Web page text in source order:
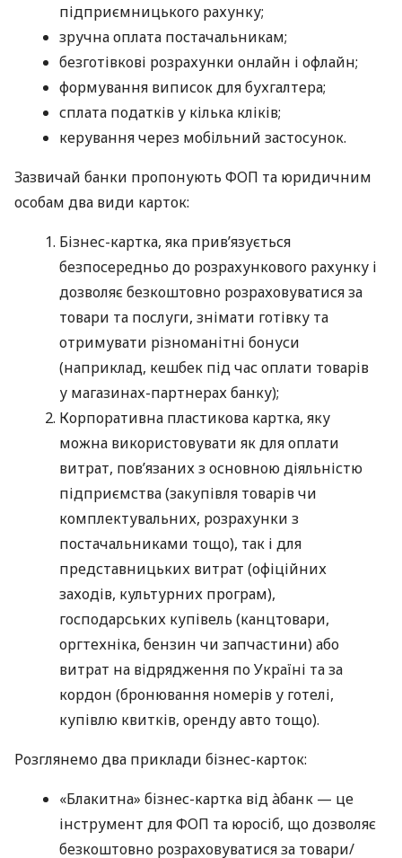
підприємницького рахунку;
зручна оплата постачальникам;
безготівкові розрахунки онлайн і офлайн;
формування виписок для бухгалтера;
сплата податків у кілька кліків;
керування через мобільний застосунок.
Зазвичай банки пропонують ФОП та юридичним
особам два види карток:
Бізнес-картка, яка прив’язується
безпосередньо до розрахункового рахунку і
дозволяє безкоштовно розраховуватися за
товари та послуги, знімати готівку та
отримувати різноманітні бонуси
(наприклад, кешбек під час оплати товарів
у магазинах-партнерах банку);
Корпоративна пластикова картка, яку
можна використовувати як для оплати
витрат, пов’язаних з основною діяльністю
підприємства (закупівля товарів чи
комплектувальних, розрахунки з
постачальниками тощо), так і для
представницьких витрат (офіційних
заходів, культурних програм),
господарських купівель (канцтовари,
оргтехніка, бензин чи запчастини) або
витрат на відрядження по Україні та за
кордон (бронювання номерів у готелі,
купівлю квитків, оренду авто тощо).
Розглянемо два приклади бізнес-карток:
«Блакитна» бізнес-картка від àбанк — це
інструмент для ФОП та юросіб, що дозволяє
безкоштовно розраховуватися за товари/